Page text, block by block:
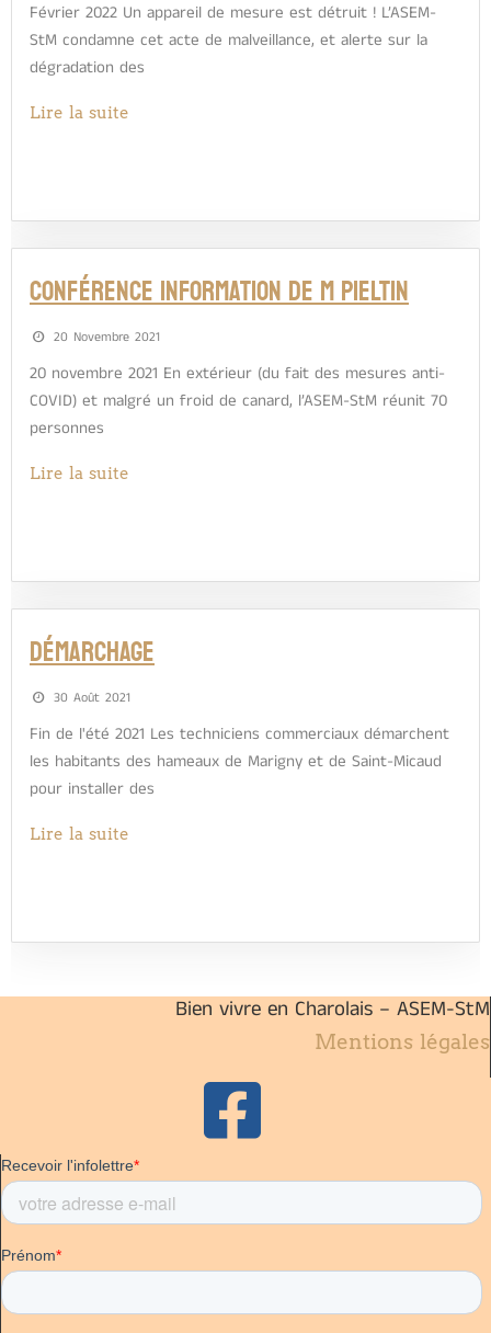
Février 2022 Un appareil de mesure est détruit ! L’ASEM-
StM condamne cet acte de malveillance, et alerte sur la
dégradation des
Lire la suite
Conférence information de M Pieltin
20 Novembre 2021
20 novembre 2021 En extérieur (du fait des mesures anti-
COVID) et malgré un froid de canard, l’ASEM-StM réunit 70
personnes
Lire la suite
Démarchage
30 Août 2021
Fin de l'été 2021 Les techniciens commerciaux démarchent
les habitants des hameaux de Marigny et de Saint-Micaud
pour installer des
Lire la suite
Bien vivre en Charolais – ASEM-StM
Mentions légales